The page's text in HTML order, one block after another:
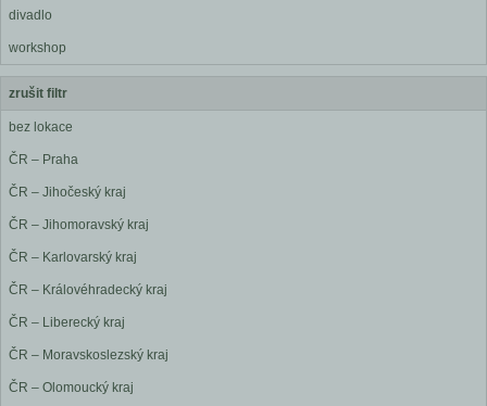
divadlo
workshop
zrušit filtr
bez lokace
ČR – Praha
ČR – Jihočeský kraj
ČR – Jihomoravský kraj
ČR – Karlovarský kraj
ČR – Královéhradecký kraj
ČR – Liberecký kraj
ČR – Moravskoslezský kraj
ČR – Olomoucký kraj